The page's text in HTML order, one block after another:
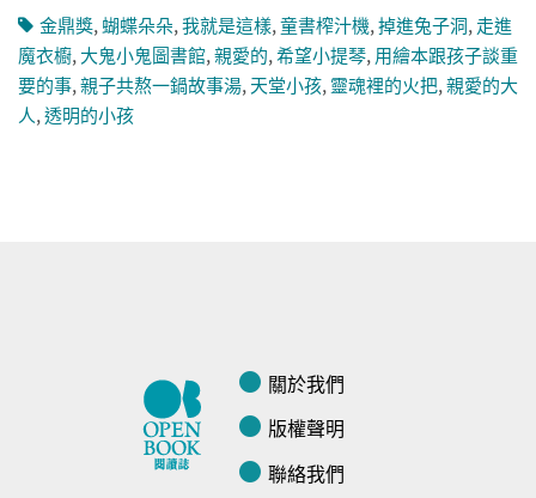
金鼎獎,蝴蝶朵朵,我就是這樣,童書榨汁機,掉進兔子洞,走進
魔衣櫥,大鬼小鬼圖書館,親愛的,希望小提琴,用繪本跟孩子談重
要的事,親子共熬一鍋故事湯,天堂小孩,靈魂裡的火把,親愛的大
人,透明的小孩
關於我們
版權聲明
聯絡我們